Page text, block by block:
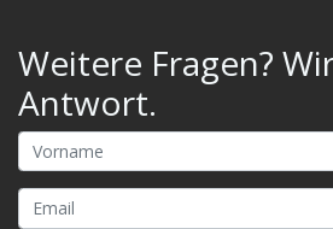
Weitere Fragen?
Antwort.